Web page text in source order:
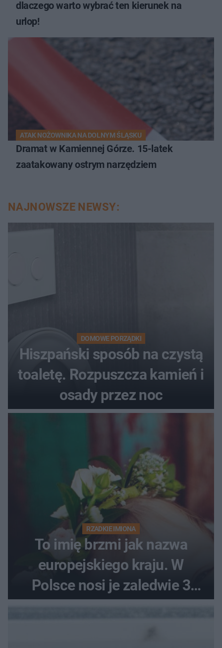
dlaczego warto wybrać ten kierunek na
urlop!
ATAK NOŻOWNIKA NA DOLNYM ŚLĄSKU
Dramat w Kamiennej Górze. 15-latek
zaatakowany ostrym narzędziem
NAJNOWSZE NEWSY:
DOMOWE PORZĄDKI
Hiszpański sposób na czystą
toaletę. Rozpuszcza kamień i
osady przez noc
RZADKIE IMIONA
To imię brzmi jak nazwa
europejskiego kraju. W
Polsce nosi je zaledwie 3